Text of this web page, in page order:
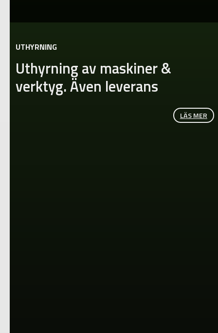
UTHYRNING
Uthyrning av maskiner &
verktyg. Även leverans
LÄS MER